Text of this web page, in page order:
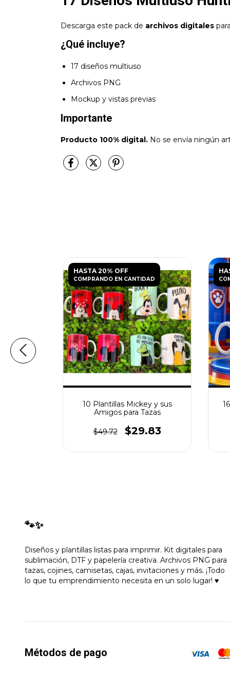
Descarga este pack de archivos digitales
¿Qué incluye?
17 diseños multiuso
Archivos PNG
Mockup y vistas previas
Importante
Producto 100% digital. No se envía ningún
HASTA 20% OFF
COMPRANDO EN CANTIDAD
10 Plantillas Mickey y sus
Amigos para Tazas
$49.72 $29.83
🐾✨
Diseños y plantillas listas para imprimir. Kit digitales para
sublimación, DTF y papelería creativa. Archivos PNG para
tazas, cojines, camisetas, cajas, invitaciones y más. ¡Todo
lo que tu emprendimiento necesita en un solo lugar! ♥
Métodos de pago